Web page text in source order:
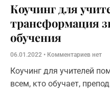
Коучинг для
трансформация
обучения
06.01.2022 Комментариев нет
Коучинг для учителей
всем, кто обучает,